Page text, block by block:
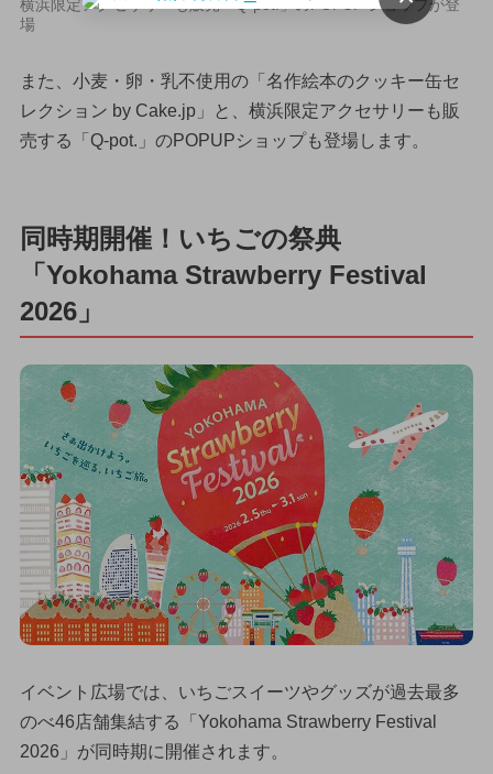
横浜限定アクセサリーも販売「Q-pot.」のPOPUP ショップが登
場
また、小麦・卵・乳不使用の「名作絵本のクッキー缶セ
レクション by Cake.jp」と、横浜限定アクセサリーも販
売する「Q-pot.」のPOPUPショップも登場します。
同時期開催！いちごの祭典
「Yokohama Strawberry Festival
2026」
イベント広場では、いちごスイーツやグッズが過去最多
のべ46店舗集結する「Yokohama Strawberry Festival
2026」が同時期に開催されます。